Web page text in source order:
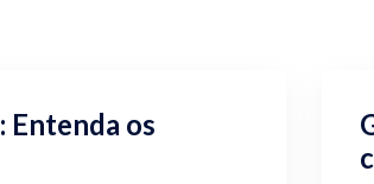
Entenda os